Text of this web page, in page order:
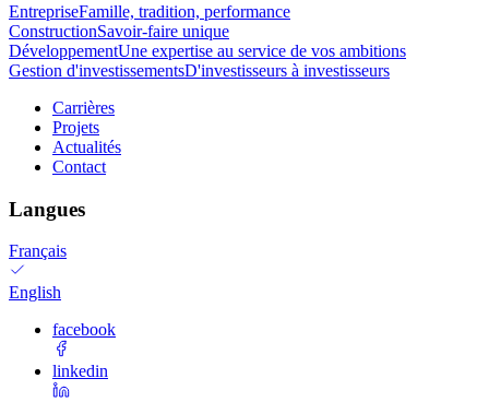
EntrepriseFamille, tradition, performance
ConstructionSavoir-faire unique
DéveloppementUne expertise au service de vos ambitions
Gestion d'investissementsD'investisseurs à investisseurs
Carrières
Projets
Actualités
Contact
Langues
Français
English
facebook
linkedin